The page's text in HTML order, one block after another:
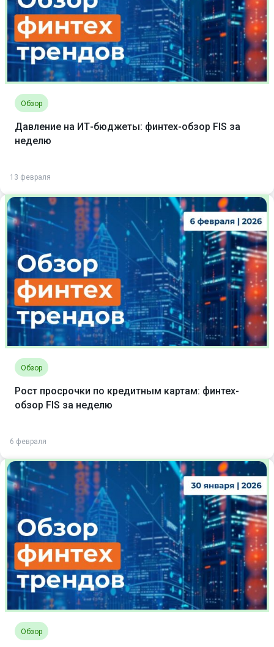
Обзор
Давление на ИТ-бюджеты: финтех-обзор FIS за
неделю
13 февраля
Обзор
Рост просрочки по кредитным картам: финтех-
обзор FIS за неделю
6 февраля
Обзор